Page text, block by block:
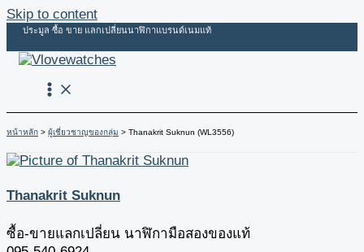
Skip to content
ประมูล ซื้อ ขาย แลกเปลี่ยนนาฬิกาแบรนด์เนมแท้
หน้าหลัก ผู้เชี่ยวชาญของกลุ่ม Thanakrit Suknun (WL3556)
Thanakrit Suknun
ซื้อ-ขายแลกเปลี่ยน นาฬิกามือสองของแท้